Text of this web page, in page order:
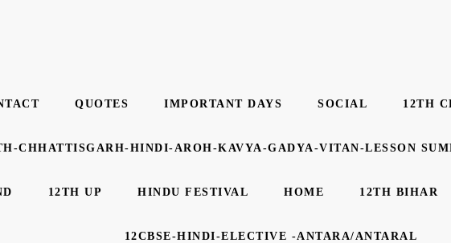
QUOTES IMPORTANT DAYS SOCIAL 12TH
CHHATTISGARH-HINDI-AROH-KAVYA-GADYA-VITAN-LESSON
12TH UP HINDU FESTIVAL HOME 12TH BIHAR
12CBSE-HINDI-ELECTIVE -ANTARA/ANTARAL